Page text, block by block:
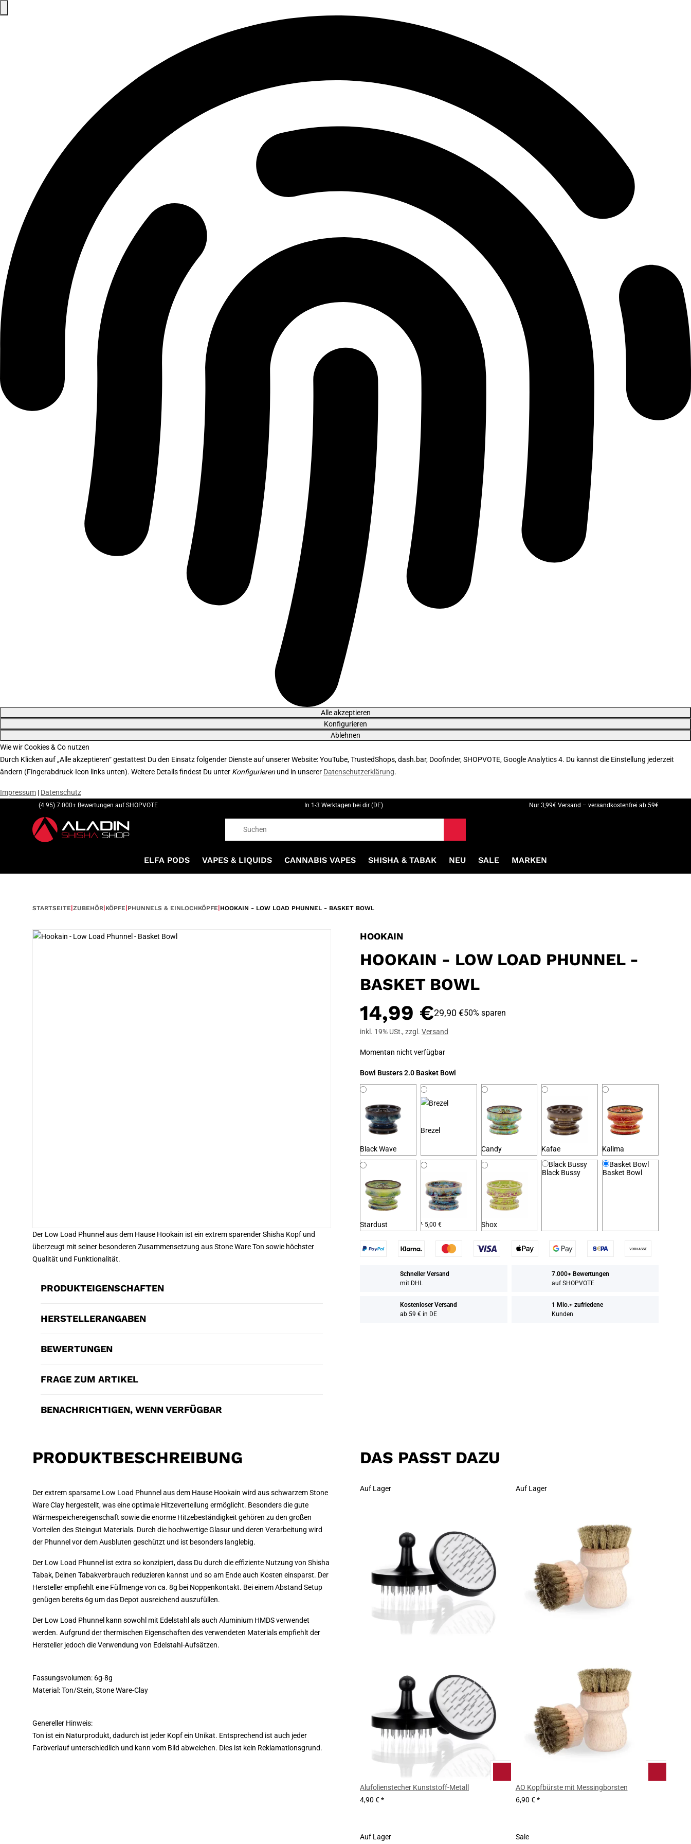
Alle akzeptieren
Konfigurieren
Ablehnen
Wie wir Cookies & Co nutzen
Durch Klicken auf „Alle akzeptieren“ gestattest Du den Einsatz folgender Dienste auf unserer Website: YouTube, TrustedShops, dash.bar, Doofinder, SHOPVOTE, Google Analytics 4. Du kannst die Einstellung jederzeit
ändern (Fingerabdruck-Icon links unten). Weitere Details findest Du unter Konfigurieren und in unserer Datenschutzerklärung.
Impressum | Datenschutz
(4.95) 7.000+ Bewertungen auf SHOPVOTE In 1-3 Werktagen bei dir (DE) Nur 3,99€ Versand – versandkostenfrei ab 59€
ELFA PODS VAPES & LIQUIDS CANNABIS VAPES SHISHA & TABAK NEU SALE MARKEN
STARTSEITE ZUBEHÖR KÖPFE PHUNNELS & EINLOCHKÖPFE HOOKAIN - LOW LOAD PHUNNEL - BASKET BOWL
HOOKAIN
HOOKAIN - LOW LOAD PHUNNEL -
BASKET BOWL
14,99 €29,90 €50% sparen
inkl. 19% USt., zzgl. Versand
Momentan nicht verfügbar
Bowl Busters 2.0 Basket Bowl
Black Wave
Brezel
Candy Kafae Kalima
Stardust Velvet
- 5,00 € Shox
Black Bussy
Black Bussy
Basket Bowl
Basket Bowl
Schneller Versand
mit DHL
7.000+ Bewertungen
auf SHOPVOTE
Kostenloser Versand
ab 59 € in DE
1 Mio.+ zufriedene
Kunden
Der Low Load Phunnel aus dem Hause Hookain ist ein extrem sparender Shisha Kopf und
überzeugt mit seiner besonderen Zusammensetzung aus Stone Ware Ton sowie höchster
Qualität und Funktionalität.
PRODUKTEIGENSCHAFTEN
HERSTELLERANGABEN
BEWERTUNGEN
FRAGE ZUM ARTIKEL
BENACHRICHTIGEN, WENN VERFÜGBAR
PRODUKTBESCHREIBUNG
Der extrem sparsame Low Load Phunnel aus dem Hause Hookain wird aus schwarzem Stone
Ware Clay hergestellt, was eine optimale Hitzeverteilung ermöglicht. Besonders die gute
Wärmespeichereigenschaft sowie die enorme Hitzebeständigkeit gehören zu den großen
Vorteilen des Steingut Materials. Durch die hochwertige Glasur und deren Verarbeitung wird
der Phunnel vor dem Ausbluten geschützt und ist besonders langlebig.
Der Low Load Phunnel ist extra so konzipiert, dass Du durch die effiziente Nutzung von Shisha
Tabak, Deinen Tabakverbrauch reduzieren kannst und so am Ende auch Kosten einsparst. Der
Hersteller empfiehlt eine Füllmenge von ca. 8g bei Noppenkontakt. Bei einem Abstand Setup
genügen bereits 6g um das Depot ausreichend auszufüllen.
Der Low Load Phunnel kann sowohl mit Edelstahl als auch Aluminium HMDS verwendet
werden. Aufgrund der thermischen Eigenschaften des verwendeten Materials empfiehlt der
Hersteller jedoch die Verwendung von Edelstahl-Aufsätzen.
Fassungsvolumen: 6g-8g
Material: Ton/Stein, Stone Ware-Clay
Genereller Hinweis:
Ton ist ein Naturprodukt, dadurch ist jeder Kopf ein Unikat. Entsprechend ist auch jeder
Farbverlauf unterschiedlich und kann vom Bild abweichen. Dies ist kein Reklamationsgrund.
DAS PASST DAZU
Auf Lager
Alufolienstecher Kunststoff-Metall
4,90 €*
Auf Lager
AO Kopfbürste mit Messingborsten
6,90 €*
Auf Lager Sale